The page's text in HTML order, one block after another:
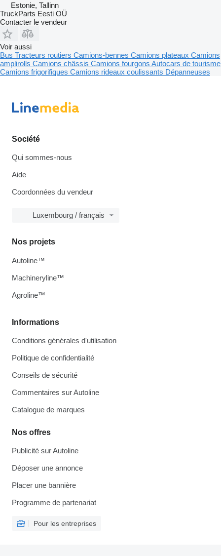
Estonie, Tallinn
TruckParts Eesti OÜ
Contacter le vendeur
Voir aussi
Bus Tracteurs routiers Camions-bennes Camions plateaux Camions
amplirolls Camions châssis Camions fourgons Autocars de tourisme
Camions frigorifiques Camions rideaux coulissants Dépanneuses
Société
Qui sommes-nous
Aide
Coordonnées du vendeur
Luxembourg / français
Informations
Conditions générales d'utilisation
Politique de confidentialité
Conseils de sécurité
Commentaires sur Autoline
Catalogue de marques
Nos offres
Publicité sur Autoline
Déposer une annonce
Placer une bannière
Programme de partenariat
Pour les entreprises
Nos projets
Autoline™
Machineryline™
Agroline™